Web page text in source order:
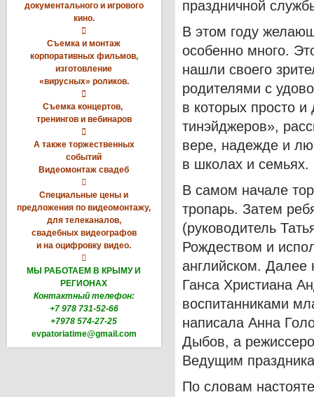
документального и игрового
кино.

Съемка и монтаж
корпоративных фильмов,
изготовление
«вирусных» роликов.

Съемка концертов,
тренингов и вебинаров

А также торжественных
событий
Видеомонтаж свадеб

Специальные цены и
предложения по видеомонтажу,
для телеканалов,
свадебных видеографов
и на оцифровку видео.

МЫ РАБОТАЕМ В КРЫМУ И
РЕГИОНАХ
Контактный телефон:
+7 978 731-52-66
+7978 574-27-25
evpatoriatime@gmail.com
праздничной
В этом году
особенно много.
нашли своего
родителями с
в которых просто
тинэйджеров»,
вере, надежде и
в школах и семьях.
В самом начале
тропарь. Затем
(руководитель
Рождеством и
английском. Далее
Ганса Христиана
воспитанниками
написала Анна
Дыбов, а
Ведущим
По словам